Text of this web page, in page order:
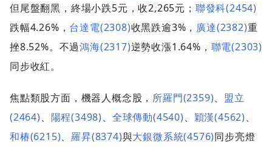
但尾盤翻黑，終場小跌5元，收2,265元； 聯發科(2454)
跌幅4.26%， 台達電(2308)收黑跌逾3%， 廣達(2382)重
挫8.52%。不過鴻海(2317)逆勢收漲1.64%， 聯電(2303)
同步收紅。
焦點類股方面，機器人概念股， 所羅門(2359)、 盟立
(2464)、 陽程(3498)、 全球傳動(4540)、 穎漢(4562)、
和椿(6215)、羅昇(8374)與大銀微系統(4576)同步亮燈